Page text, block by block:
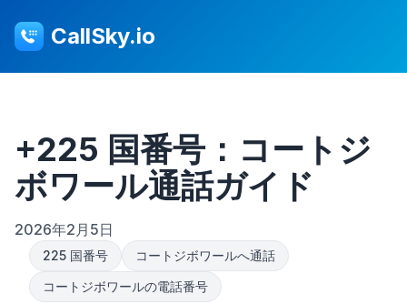
CallSky.io
+225 国番号：コートジ
ボワール通話ガイド
2026年2月5日
225 国番号
コートジボワールへ通話
コートジボワールの電話番号